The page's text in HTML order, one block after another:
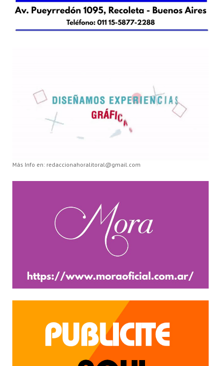
Más Info en: redaccionahoralitoral@gmail.com